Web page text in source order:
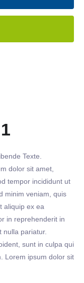
Texte.
dolor sit amet,
tempor incididunt ut
minim veniam, quis
aliquip ex ea
in reprehenderit in
nulla pariatur.
sunt in culpa qui
Lorem ipsum dolor sit